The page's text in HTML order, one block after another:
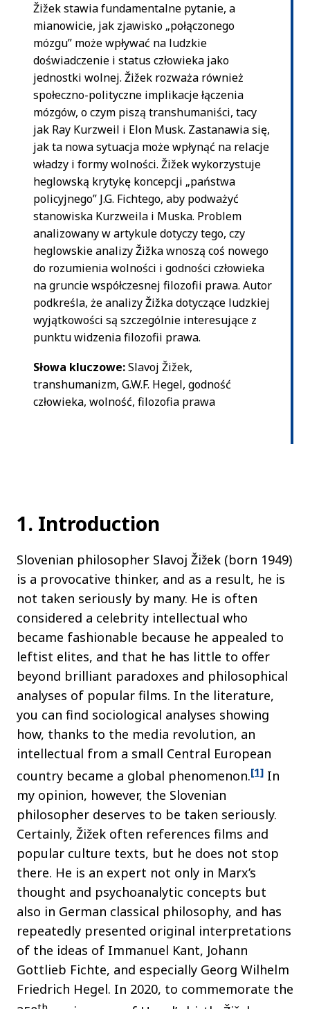
Žižek stawia fundamentalne pytanie, a
mianowicie, jak zjawisko „połączonego
mózgu” może wpływać na ludzkie
doświadczenie i status człowieka jako
jednostki wolnej. Žižek rozważa również
społeczno-polityczne implikacje łączenia
mózgów, o czym piszą transhumaniści, tacy
jak Ray Kurzweil i Elon Musk. Zastanawia się,
jak ta nowa sytuacja może wpłynąć na relacje
władzy i formy wolności. Žižek wykorzystuje
heglowską krytykę koncepcji „państwa
policyjnego” J.G. Fichtego, aby podważyć
stanowiska Kurzweila i Muska. Problem
analizowany w artykule dotyczy tego, czy
heglowskie analizy Žižka wnoszą coś nowego
do rozumienia wolności i godności człowieka
na gruncie współczesnej filozofii prawa. Autor
podkreśla, że analizy Žižka dotyczące ludzkiej
wyjątkowości są szczególnie interesujące z
punktu widzenia filozofii prawa.
Słowa kluczowe:Slavoj Žižek,
transhumanizm, G.W.F. Hegel, godność
człowieka, wolność, filozofia prawa
1. Introduction
Slovenian philosopher Slavoj Žižek (born 1949)
is a provocative thinker, and as a result, he is
not taken seriously by many. He is often
considered a celebrity intellectual who
became fashionable because he appealed to
leftist elites, and that he has little to offer
beyond brilliant paradoxes and philosophical
analyses of popular films. In the literature,
you can find sociological analyses showing
how, thanks to the media revolution, an
intellectual from a small Central European
country became a global phenomenon.[1] In
my opinion, however, the Slovenian
philosopher deserves to be taken seriously.
Certainly, Žižek often references films and
popular culture texts, but he does not stop
there. He is an expert not only in Marx’s
thought and psychoanalytic concepts but
also in German classical philosophy, and has
repeatedly presented original interpretations
of the ideas of Immanuel Kant, Johann
Gottlieb Fichte, and especially Georg Wilhelm
Friedrich Hegel. In 2020, to commemorate the